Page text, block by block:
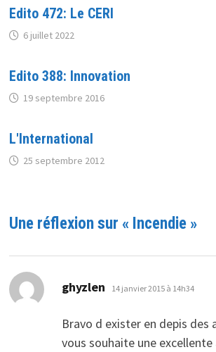
Edito 472: Le CERI
6 juillet 2022
Edito 388: Innovation
19 septembre 2016
L'International
25 septembre 2012
Une réflexion sur « Incendie»
ghyzlen dit :
14 janvier 2015 à 14h34
Bravo d exister en depis des
vous souhaite une excellente